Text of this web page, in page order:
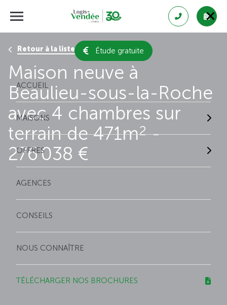
Étude gratuite
ACCUEIL
MAISONS
OFFRES
AGENCES
CONSEILS
NOUS CONNAÎTRE
TÉLÉCHARGER NOS BROCHURES
Retour à la liste des résultats
Maison neuve à
Beaulieu-sous-la-Roche
avec 4 chambres sur
terrain de 471m2-
276 038 €